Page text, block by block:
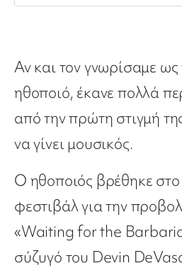
Αν και τον γνωρίσαμε ως
ηθοποιό, έκανε πολλά
από την πρώτη στιγμή
να γίνει μουσικός.
Ο ηθοποιός βρέθηκε στο
φεστιβάλ για την
«Waiting for the
σύζυγό του Devin